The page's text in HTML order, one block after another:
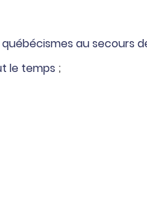
au secours
le temps ;